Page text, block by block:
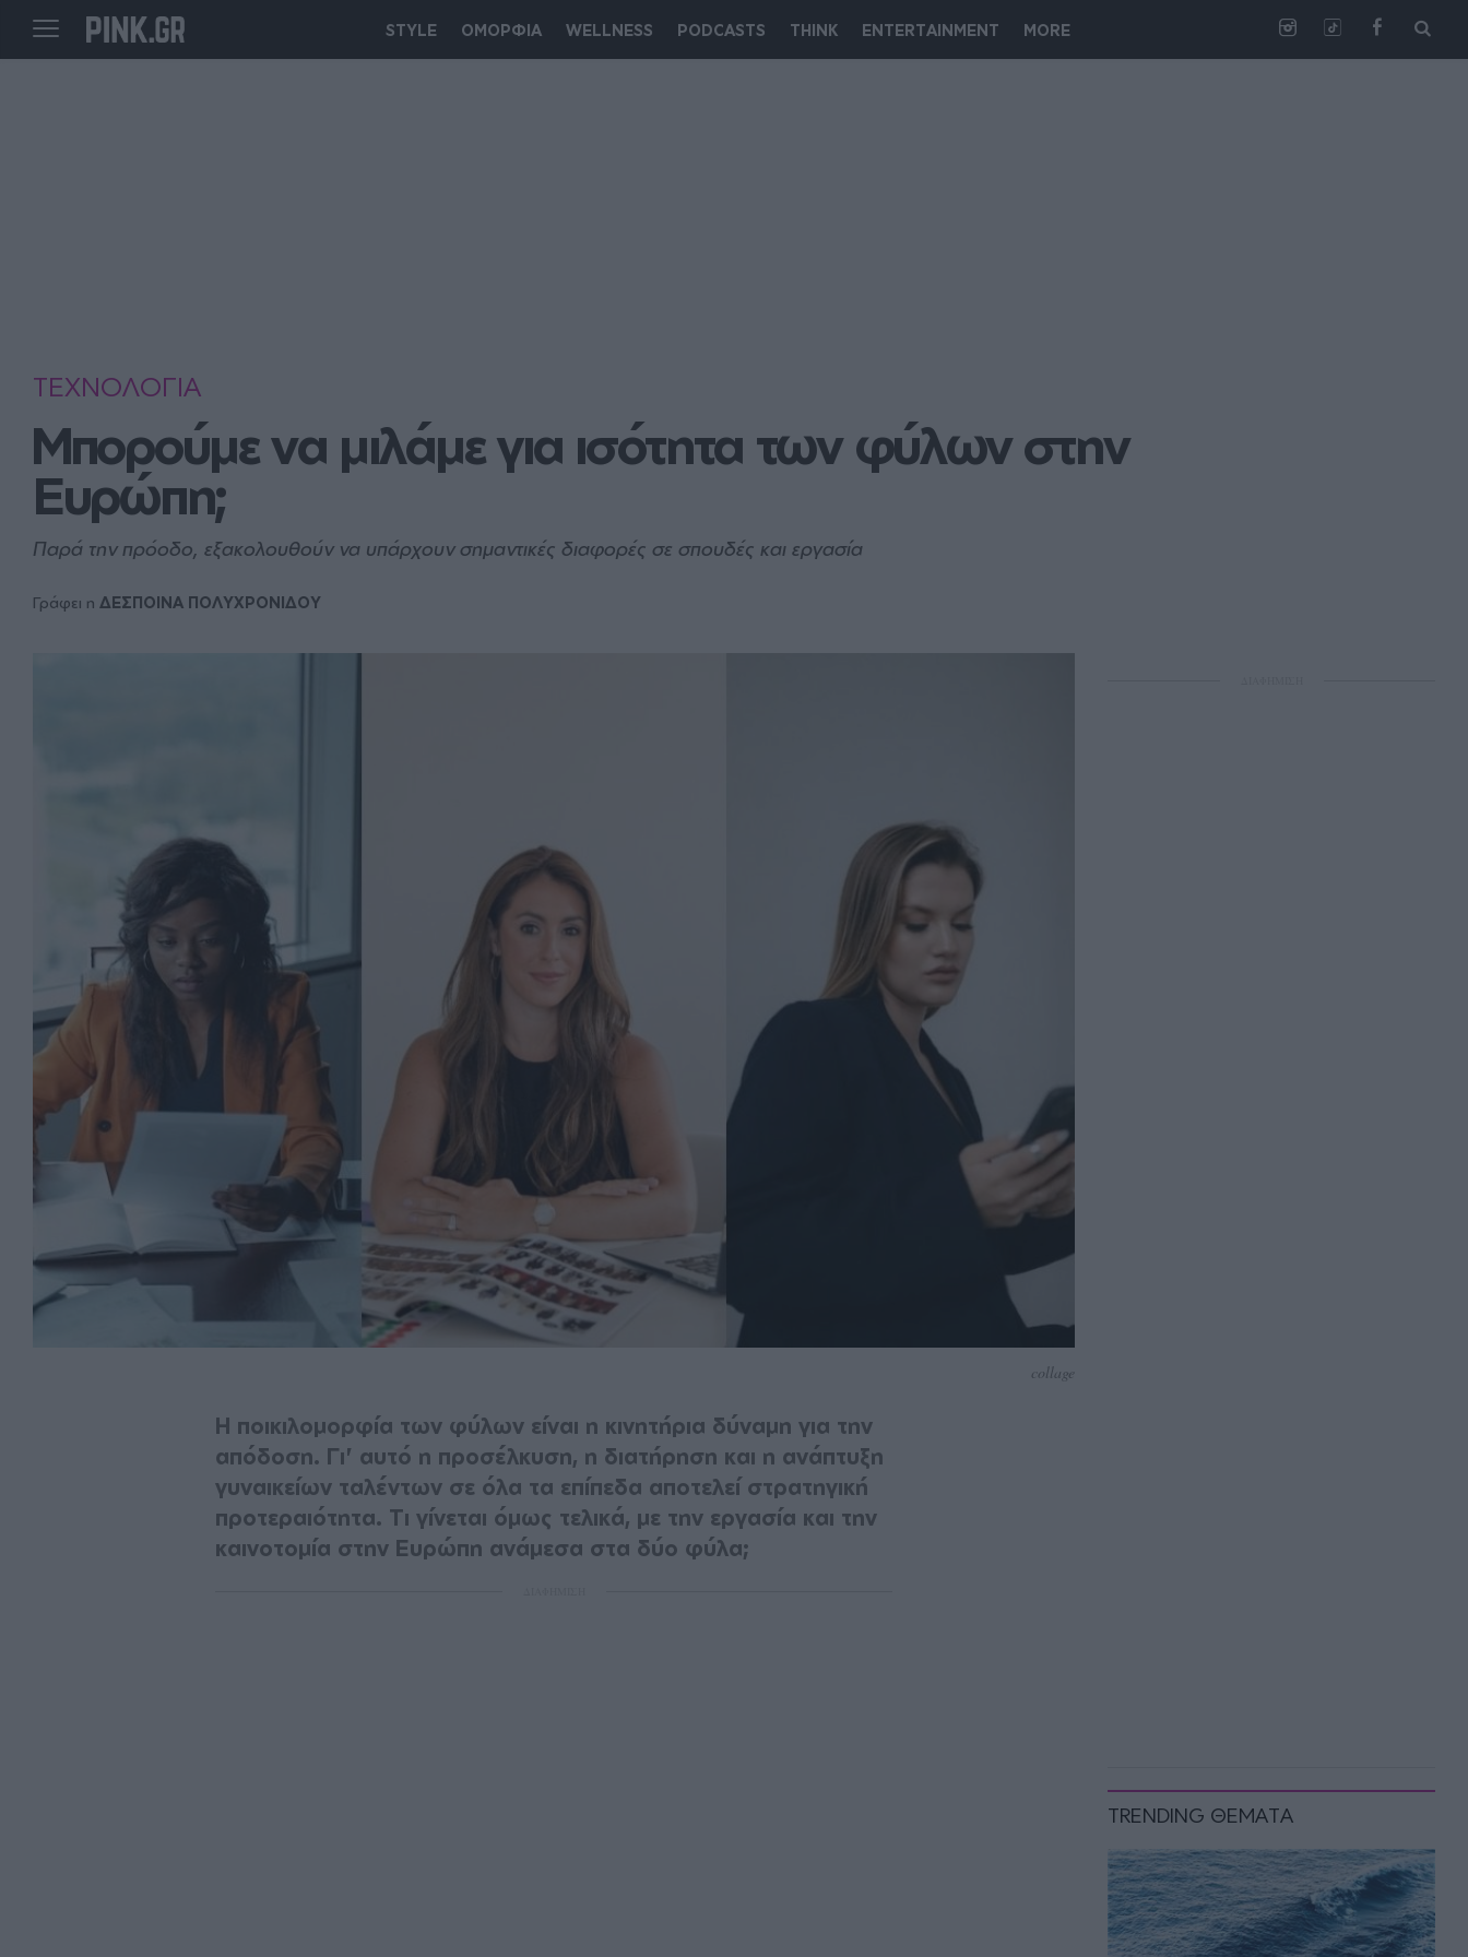
STYLE ΟΜΟΡΦΙΑ WELLNESS PODCASTS THINK ENTERTAINMENT MORE
ΤΕΧΝΟΛΟΓΙΑ
Μπορούμε να μιλάμε για ισότητα των φύλων στην
Ευρώπη;
Παρά την πρόοδο, εξακολουθούν να υπάρχουν σημαντικές διαφορές σε σπουδές και εργασία
Γράφει η ΔΕΣΠΟΙΝΑ ΠΟΛΥΧΡΟΝΙΔΟΥ
TRENDING ΘΕΜΑΤΑ
collage
Η ποικιλομορφία των φύλων είναι η κινητήρια δύναμη για την
απόδοση. Γι' αυτό η προσέλκυση, η διατήρηση και η ανάπτυξη
γυναικείων ταλέντων σε όλα τα επίπεδα αποτελεί στρατηγική
προτεραιότητα. Τι γίνεται όμως τελικά, με την εργασία και την
καινοτομία στην Ευρώπη ανάμεσα στα δύο φύλα;